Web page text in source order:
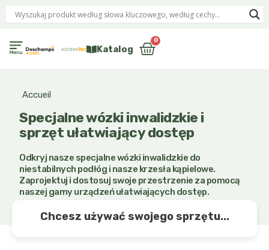
do
treści
Katalog
0
Wózek
Accueil
Specjalne wózki inwalidzkie i
sprzęt ułatwiający dostęp
Odkryj nasze specjalne wózki inwalidzkie do
niestabilnych podłóg i nasze krzesła kąpielowe.
Zaprojektuj i dostosuj swoje przestrzenie za pomocą
naszej gamy urządzeń ułatwiających dostęp.
Chcesz używać swojego sprzętu...